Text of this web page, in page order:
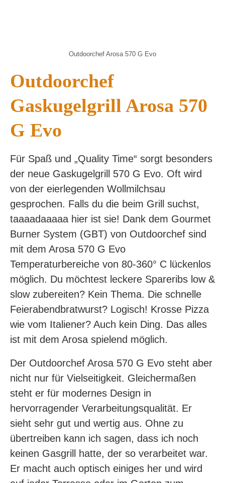
Outdoorchef Arosa 570 G Evo
Outdoorchef
Gaskugelgrill Arosa 570
G Evo
Für Spaß und „Quality Time“ sorgt besonders
der neue Gaskugelgrill 570 G Evo. Oft wird
von der eierlegenden Wollmilchsau
gesprochen. Falls du die beim Grill suchst,
taaaadaaaaa hier ist sie! Dank dem Gourmet
Burner System (GBT) von Outdoorchef sind
mit dem Arosa 570 G Evo
Temperaturbereiche von 80-360° C lückenlos
möglich. Du möchtest leckere Spareribs low &
slow zubereiten? Kein Thema. Die schnelle
Feierabendbratwurst? Logisch! Krosse Pizza
wie vom Italiener? Auch kein Ding. Das alles
ist mit dem Arosa spielend möglich.
Der Outdoorchef Arosa 570 G Evo steht aber
nicht nur für Vielseitigkeit. Gleichermaßen
steht er für modernes Design in
hervorragender Verarbeitungsqualität. Er
sieht sehr gut und wertig aus. Ohne zu
übertreiben kann ich sagen, dass ich noch
keinen Gasgrill hatte, der so verarbeitet war.
Er macht auch optisch einiges her und wird